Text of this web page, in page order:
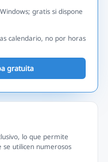
gratis si dispone
calendario, no por horas
gratuita
lo que permite
se utilicen numerosos